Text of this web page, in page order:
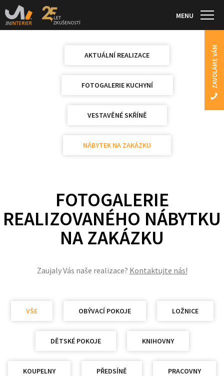
ZAVOLÁME VÁM
MENU
AKTUÁLNÍ REALIZACE
FOTOGALERIE KUCHYNÍ
VESTAVĚNÉ SKŘÍNĚ
NÁBYTEK NA ZAKÁZKU
FOTOGALERIE
REALIZOVANÉHO NÁBYTKU
NA ZAKÁZKU
Zaujaly Vás naše realizace? Kontaktujte nás!
VŠE OBÝVACÍ POKOJE LOŽNICE
DĚTSKÉ POKOJE KNIHOVNY
KOUPELNY PŘEDSÍNĚ PRACOVNY